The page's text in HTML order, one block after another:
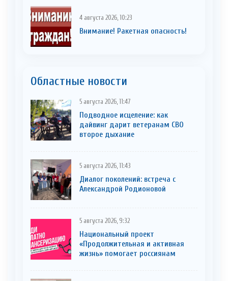
4 августа 2026, 10:23
Внимание! Ракетная опасность!
Областные новости
5 августа 2026, 11:47
Подводное исцеление: как
дайвинг дарит ветеранам СВО
второе дыхание
5 августа 2026, 11:43
Диалог поколений: встреча с
Александрой Родионовой
5 августа 2026, 9:32
Национальный проект
«Продолжительная и активная
жизнь» помогает россиянам